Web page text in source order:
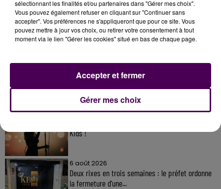
À LA UNE
31 juillet 2026
Gagnez vos entrées à Terra Botanica !
11 juillet 2026
Kids !
6 août 2026
Deux rixes en trois semaines : le préfet ordonne
la fermeture d'une...
sélectionnant les finalités et/ou partenaires dans "Gérer mes choix".
Vous pouvez également refuser en cliquant sur "Continuer sans
accepter". Vos préférences ne s'appliqueront que pour ce site. Vous
pouvez mettre à jour vos choix, ou retirer votre consentement à tout
moment via le lien "Gérer les cookies" situé en bas de chaque page.
Gérer mes choix
Accepter et fermer